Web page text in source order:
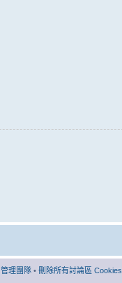
管理團隊 • 刪除所有討論區 Cookies